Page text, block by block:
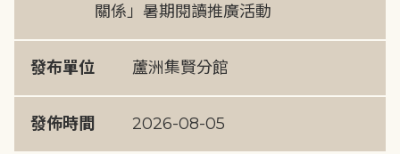
關係」暑期閱讀推廣活動
發布單位 蘆洲集賢分館
發佈時間 2026-08-05